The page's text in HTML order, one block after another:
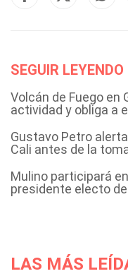
SEGUIR LEYENDO
Volcán de Fuego en
actividad y obliga a
Gustavo Petro
Cali antes de la
Mulino participará
presidente electo
LAS MÁS